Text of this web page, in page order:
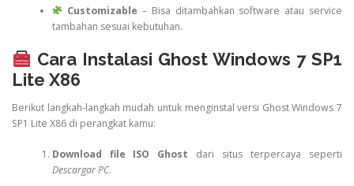
Customizable – Bisa ditambahkan software atau service
tambahan sesuai kebutuhan.
Cara Instalasi Ghost Windows 7 SP1
Lite X86
Berikut langkah-langkah mudah untuk menginstal versi Ghost Windows 7
SP1 Lite X86 di perangkat kamu:
Download file ISO Ghost dari situs terpercaya seperti
Descargar PC.